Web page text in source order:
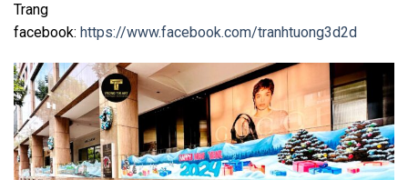
Trang
facebook: https://www.facebook.com/tranhtuong3d2d